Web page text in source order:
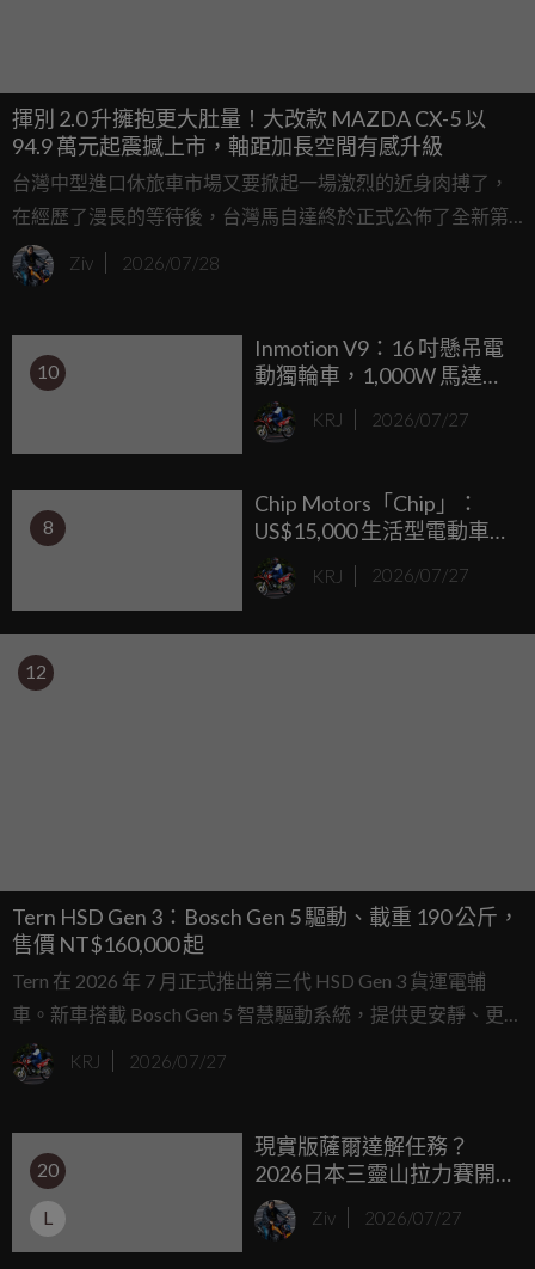
揮別 2.0 升擁抱更大肚量！大改款 MAZDA CX-5 以
94.9 萬元起震撼上市，軸距加長空間有感升級
台灣中型進口休旅車市場又要掀起一場激烈的近身肉搏了，
在經歷了漫長的等待後，台灣馬自達終於正式公佈了全新第
三代 MAZDA CX-5 的預售資訊。這次大改款可不僅僅是換了
套新衣服那麼簡單，從骨子裡的底盤軸距、動力單元，到車
Ziv 2026/07/28
10
Inmotion V9：16 吋懸吊電
動獨輪車，1,000W 馬達、
45km/h 極速，售價約
NT$48,000
KRJ 2026/07/27
8
Chip Motors「Chip」：
US$15,000 生活型電動車，
四至六座、續航 160 公里
KRJ 2026/07/27
12
Tern HSD Gen 3：Bosch Gen 5 驅動、載重 190 公斤，
售價 NT$160,000 起
Tern 在 2026 年 7 月正式推出第三代 HSD Gen 3 貨運電輔
車。新車搭載 Bosch Gen 5 智慧驅動系統，提供更安靜、更平
順的助力輸出，並強化車架與幾何設計，最大載重可達 190
公斤。售價約 US$4,999–7,499（NT$160,000–240,000），
KRJ 2026/07/27
20
L
現實版薩爾達解任務？
2026日本三靈山拉力賽開
放報名，單人不到七千日
幣挑戰硬核500公里長征
Ziv 2026/07/27